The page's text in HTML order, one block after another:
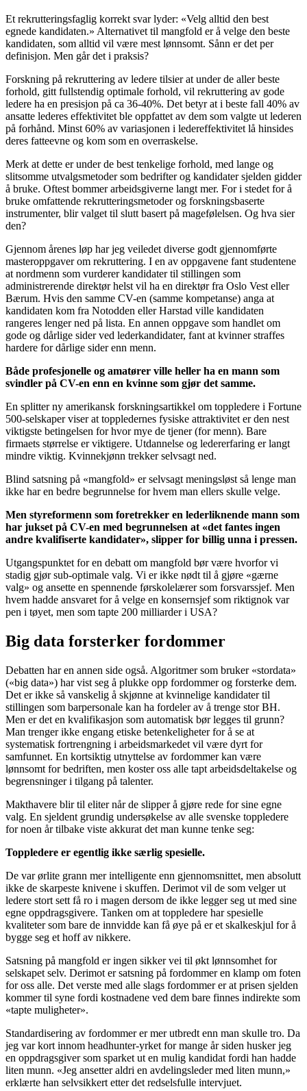
Et rekrutteringsfaglig korrekt svar lyder: «Velg alltid den best
egnede kandidaten.» Alternativet til mangfold er å velge den beste
kandidaten, som alltid vil være mest lønnsomt. Sånn er det per
definisjon. Men går det i praksis?
Forskning på rekruttering av ledere tilsier at under de aller beste
forhold, gitt fullstendig optimale forhold, vil rekruttering av gode
ledere ha en presisjon på ca 36-40%. Det betyr at i beste fall 40% av
ansatte lederes effektivitet ble oppfattet av dem som valgte ut lederen
på forhånd. Minst 60% av variasjonen i ledereffektivitet lå hinsides
deres fatteevne og kom som en overraskelse.
Merk at dette er under de best tenkelige forhold, med lange og
slitsomme utvalgsmetoder som bedrifter og kandidater sjelden gidder
å bruke. Oftest bommer arbeidsgiverne langt mer. For i stedet for å
bruke omfattende rekrutteringsmetoder og forskningsbaserte
instrumenter, blir valget til slutt basert på magefølelsen. Og hva sier
den?
Gjennom årenes løp har jeg veiledet diverse godt gjennomførte
masteroppgaver om rekruttering. I en av oppgavene fant studentene
at nordmenn som vurderer kandidater til stillingen som
administrerende direktør helst vil ha en direktør fra Oslo Vest eller
Bærum. Hvis den samme CV-en (samme kompetanse) anga at
kandidaten kom fra Notodden eller Harstad ville kandidaten
rangeres lenger ned på lista. En annen oppgave som handlet om
gode og dårlige sider ved lederkandidater, fant at kvinner straffes
hardere for dårlige sider enn menn.
Både profesjonelle og amatører ville heller ha en mann som
svindler på CV-en enn en kvinne som gjør det samme.
En splitter ny amerikansk forskningsartikkel om toppledere i Fortune
500-selskaper viser at toppledernes fysiske attraktivitet er den nest
viktigste betingelsen for hvor mye de tjener (for menn). Bare
firmaets størrelse er viktigere. Utdannelse og ledererfaring er langt
mindre viktig. Kvinnekjønn trekker selvsagt ned.
Blind satsning på «mangfold» er selvsagt meningsløst så lenge man
ikke har en bedre begrunnelse for hvem man ellers skulle velge.
Men styreformenn som foretrekker en lederliknende mann som
har jukset på CV-en med begrunnelsen at «det fantes ingen
andre kvalifiserte kandidater», slipper for billig unna i pressen.
Utgangspunktet for en debatt om mangfold bør være hvorfor vi
stadig gjør sub-optimale valg. Vi er ikke nødt til å gjøre «gærne
valg» og ansette en spennende førskolelærer som forsvarssjef. Men
hvem hadde ansvaret for å velge en konsernsjef som riktignok var
pen i tøyet, men som tapte 200 milliarder i USA?
Big data forsterker fordommer
Debatten har en annen side også. Algoritmer som bruker «stordata»
(«big data») har vist seg å plukke opp fordommer og forsterke dem.
Det er ikke så vanskelig å skjønne at kvinnelige kandidater til
stillingen som barpersonale kan ha fordeler av å trenge stor BH.
Men er det en kvalifikasjon som automatisk bør legges til grunn?
Man trenger ikke engang etiske betenkeligheter for å se at
systematisk fortrengning i arbeidsmarkedet vil være dyrt for
samfunnet. En kortsiktig utnyttelse av fordommer kan være
lønnsomt for bedriften, men koster oss alle tapt arbeidsdeltakelse og
begrensninger i tilgang på talenter.
Makthavere blir til eliter når de slipper å gjøre rede for sine egne
valg. En sjeldent grundig undersøkelse av alle svenske toppledere
for noen år tilbake viste akkurat det man kunne tenke seg:
Toppledere er egentlig ikke særlig spesielle.
De var ørlite grann mer intelligente enn gjennomsnittet, men absolutt
ikke de skarpeste knivene i skuffen. Derimot vil de som velger ut
ledere stort sett få ro i magen dersom de ikke legger seg ut med sine
egne oppdragsgivere. Tanken om at toppledere har spesielle
kvaliteter som bare de innvidde kan få øye på er et skalkeskjul for å
bygge seg et hoff av nikkere.
Satsning på mangfold er ingen sikker vei til økt lønnsomhet for
selskapet selv. Derimot er satsning på fordommer en klamp om foten
for oss alle. Det verste med alle slags fordommer er at prisen sjelden
kommer til syne fordi kostnadene ved dem bare finnes indirekte som
«tapte muligheter».
Standardisering av fordommer er mer utbredt enn man skulle tro. Da
jeg var kort innom headhunter-yrket for mange år siden husker jeg
en oppdragsgiver som sparket ut en mulig kandidat fordi han hadde
liten munn. «Jeg ansetter aldri en avdelingsleder med liten munn,»
erklærte han selvsikkert etter det redselsfulle intervjuet.